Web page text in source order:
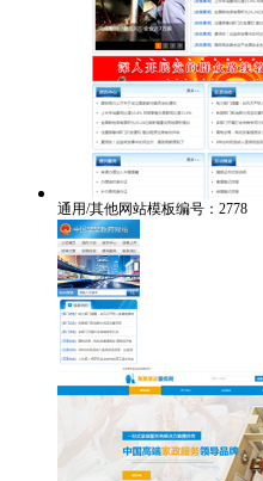
通用/其他网站模板编号：2778